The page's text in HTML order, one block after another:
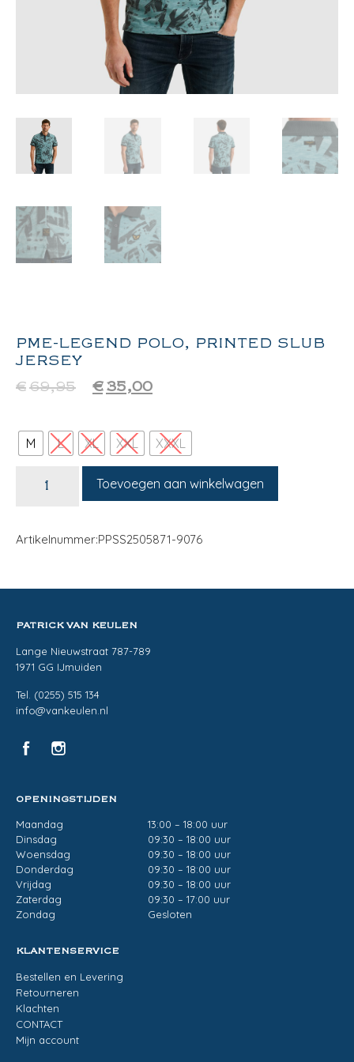
PME-LEGEND POLO, PRINTED SLUB
JERSEY
€69,95 € 35,00
M L XL XXL XXXL
Toevoegen aan winkelwagen
Artikelnummer:PPSS2505871-9076
PATRICK VAN KEULEN
Lange Nieuwstraat 787-789
1971 GG IJmuiden
Tel. (0255) 515 134
info@vankeulen.nl
OPENINGSTIJDEN
Maandag
13:00 – 18:00 uur
Dinsdag
09:30 – 18:00 uur
Woensdag
09:30 – 18:00 uur
Donderdag
09:30 – 18:00 uur
Vrijdag
09:30 – 18:00 uur
Zaterdag
09:30 – 17:00 uur
Zondag
Gesloten
KLANTENSERVICE
Bestellen en Levering
Retourneren
Klachten
CONTACT
Mijn account